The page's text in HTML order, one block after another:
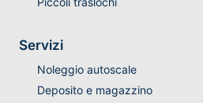
Servizi
Noleggio autoscale
Deposito e magazzino